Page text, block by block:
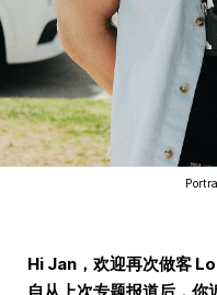
Hi Jan，欢迎再次做客